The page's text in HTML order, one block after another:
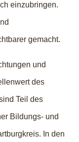
einzubringen.
gemacht.
und
des
Teil des
Bildungs- und
In den